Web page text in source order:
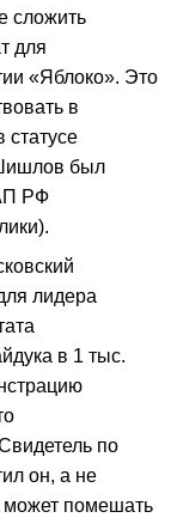
сложить
для
«Яблоко». Это
в
статусе
был
РФ
лидера
в 1 тыс.
по
он, а не
может помешать